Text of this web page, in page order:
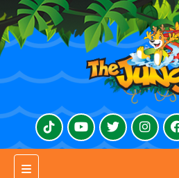
Toggle navigation